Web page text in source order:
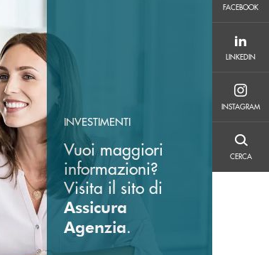
FACEBOOK
LINKEDIN
INSTAGRAM
CERCA
CERCA
INVESTIMENTI
Vuoi maggiori
informazioni?
Visita il sito di
Assicura
Agenzia.